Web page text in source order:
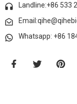
Landline:+86 533
Whatsapp: +86